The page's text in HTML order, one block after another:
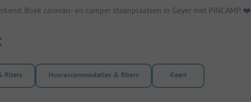
Boek caravan- en camper staanplaatsen in Geyer met PiNCAMP. ❤️️
filters Huuraccommodaties & filters Kaart